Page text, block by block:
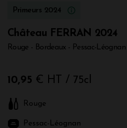
Primeurs 2024
Château FERRAN 2024
Rouge - Bordeaux - Pessac-Léognan
10,95 € HT / 75cl
Rouge
Pessac-Léognan